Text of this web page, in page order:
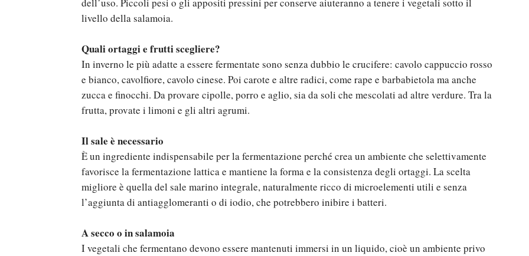
dell’uso. Piccoli pesi o gli appositi pressini per conserve aiuteranno a tenere i vegetali sotto il
livello della salamoia.
Quali ortaggi e frutti scegliere?
In inverno le più adatte a essere fermentate sono senza dubbio le crucifere: cavolo cappuccio rosso
e bianco, cavolfiore, cavolo cinese. Poi carote e altre radici, come rape e barbabietola ma anche
zucca e finocchi. Da provare cipolle, porro e aglio, sia da soli che mescolati ad altre verdure. Tra la
frutta, provate i limoni e gli altri agrumi.
Il sale è necessario
È un ingrediente indispensabile per la fermentazione perché crea un ambiente che selettivamente
favorisce la fermentazione lattica e mantiene la forma e la consistenza degli ortaggi. La scelta
migliore è quella del sale marino integrale, naturalmente ricco di microelementi utili e senza
l’aggiunta di antiagglomeranti o di iodio, che potrebbero inibire i batteri.
A secco o in salamoia
I vegetali che fermentano devono essere mantenuti immersi in un liquido, cioè un ambiente privo